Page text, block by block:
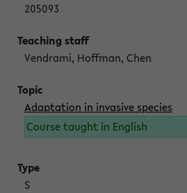
205093
Vendrami, Hoffman, Chen
Adaptation in invasive species
Course taught in English
S